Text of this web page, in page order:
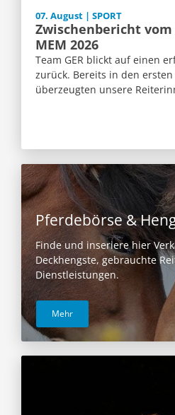
07. August | SPORT
Zwischenbericht
MEM 2026
Team GER blickt auf einen
zurück. Bereits in den
überzeugten unsere
Pferdebörse &
Finde und inseriere hier
Deckhengste, gebrauchte
Dienstleistungen.
Mehr